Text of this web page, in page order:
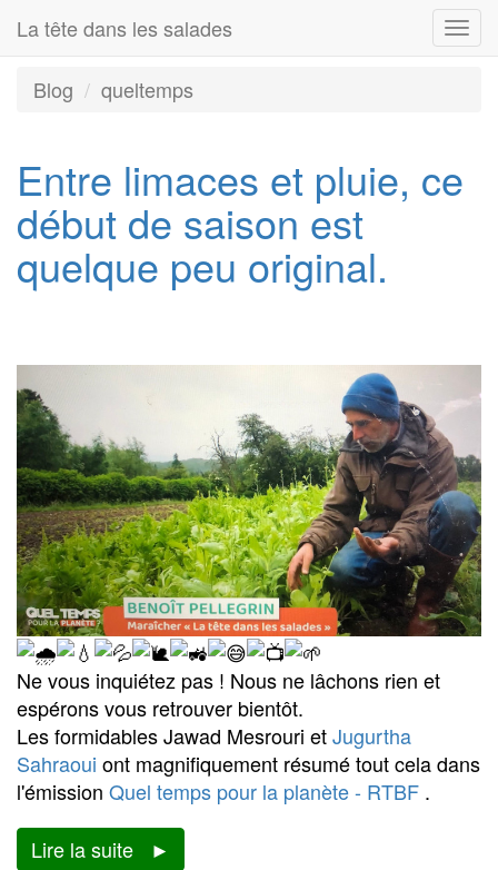
La tête dans les salades
Blog queltemps
Entre limaces et pluie, ce
début de saison est
quelque peu original.
Ne vous inquiétez pas ! Nous ne lâchons rien et
espérons vous retrouver bientôt.
Les formidables Jawad Mesrouri etJugurtha
Sahraoui ont magnifiquement résumé tout cela dans
l'émission Quel temps pour la planète - RTBF .
Lire la suite